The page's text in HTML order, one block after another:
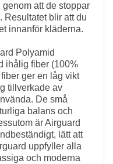
att de stoppar
Resultatet blir att du
innanför kläderna.
Polyamid
ihålig fiber (100%
ger en låg vikt
tillverkade av
De små
balans och
är Airguard
lätt att
uppfyller alla
och moderna